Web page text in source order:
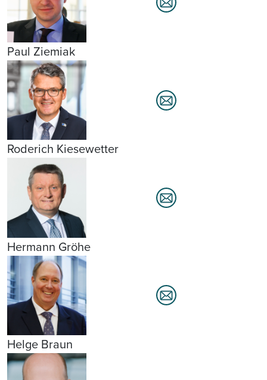
Paul Ziemiak
Roderich Kiesewetter
Hermann Gröhe
Helge Braun